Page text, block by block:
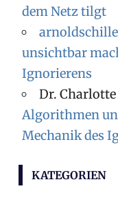
dem Netz tilgt
unsichtbar
Ignorierens
Dr.
Algorithmen
Mechanik des
KATEGORIEN